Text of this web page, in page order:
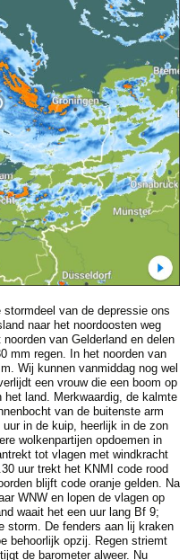
van de depressie ons
naar het noordoosten weg
van Gelderland en delen
mm regen. In het noorden van
Wij kunnen vanmiddag nog wel
een vrouw die een boom op
land. Merkwaardig, de kalmte
van de buitenste arm
in de kuip, heerlijk in de zon
wolkenpartijen opdoemen in
tot vlagen met windkracht
uur trekt het KNMI code rood
blijft code oranje gelden. Na
WNW en lopen de vlagen op
waait het een uur lang Bf 9;
storm. De fenders aan lij kraken
behoorlijk opzij. Regen striemt
de barometer alweer. Nu